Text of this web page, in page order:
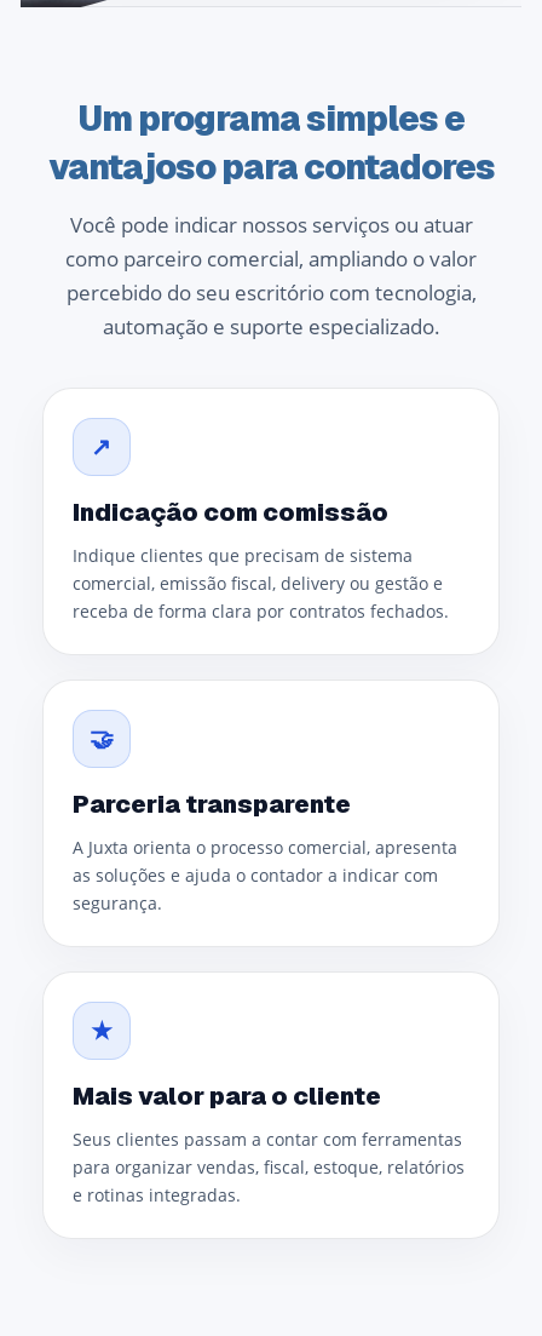
Um programa simples e
vantajoso para contadores
Você pode indicar nossos serviços ou atuar
como parceiro comercial, ampliando o valor
percebido do seu escritório com tecnologia,
automação e suporte especializado.
↗
Indicação com comissão
Indique clientes que precisam de sistema
comercial, emissão fiscal, delivery ou gestão e
receba de forma clara por contratos fechados.
🤝
Parceria transparente
A Juxta orienta o processo comercial, apresenta
as soluções e ajuda o contador a indicar com
segurança.
★
Mais valor para o cliente
Seus clientes passam a contar com ferramentas
para organizar vendas, fiscal, estoque, relatórios
e rotinas integradas.